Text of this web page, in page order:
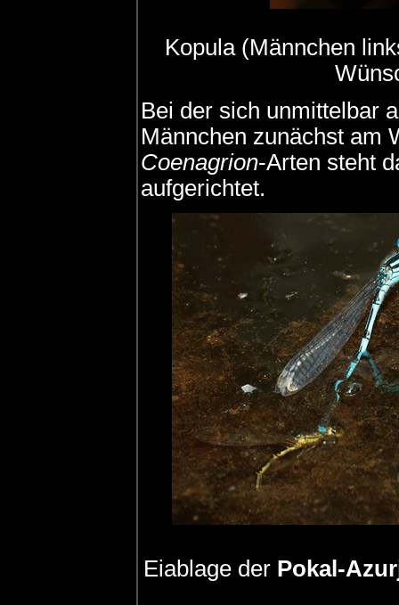
Kopula (Männchen
Bei der sich unmittelbar
Männchen zunächst am
Coenagrion-Arten steht
aufgerichtet.
Eiablage der Pokal-